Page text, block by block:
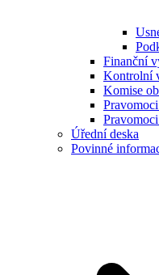
Finanční
Kontrolní
Komise
Úřední deska
Povinné